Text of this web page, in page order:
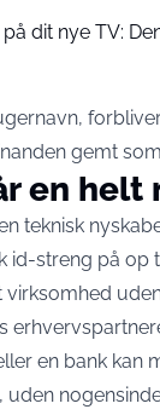
på dit nye TV:
gemt
en helt
teknisk
id-streng på
en bank
uden